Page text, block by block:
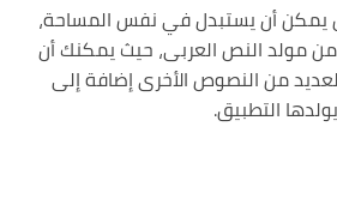
أن يستبدل في نفس المساحة،
مولد النص العربى، حيث يمكنك أن
من النصوص الأخرى إضافة إلى
التطبيق.